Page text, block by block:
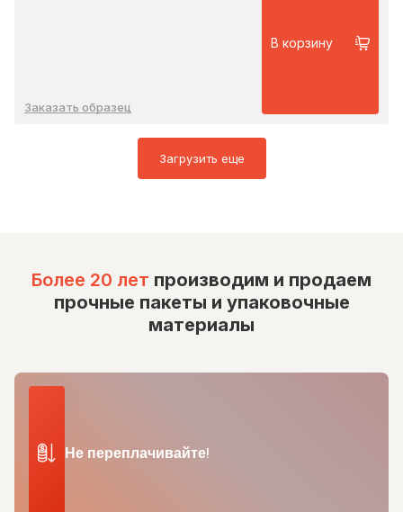
Заказать образец
В корзину
Загрузить еще
Более 20 лет производим и продаем
прочные пакеты и упаковочные
материалы
Не переплачивайте!